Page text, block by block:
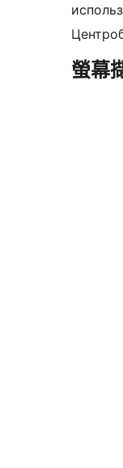
螢幕